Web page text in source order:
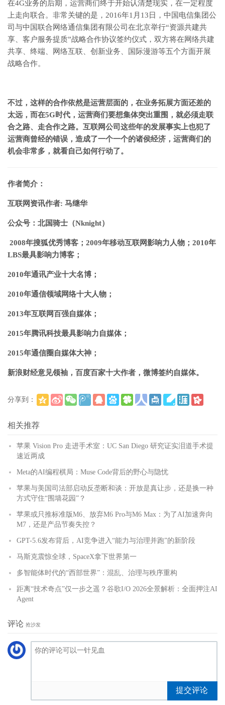
在4G业务的后期，运营商们终于开始认清楚现实，在一定程度
上走向联合。非常关键的是，2016年1月13日，中国电信集团公
司与中国联合网络通信集团有限公司在北京举行“资源共建共
享、客户服务提质”战略合作协议签约仪式，双方将在网络共建
共享、终端、网络互联、创新业务、国际漫游等五个方面开展
战略合作。
不过，这样的合作依然是运营层面的，在业务拓展方面还差的
太远，而在5G时代，运营商们要想集体突出重围，就必须走联
合之路、走合作之路。 互联网公司这些年的发展事实上也犯了
运营商曾经的错误，造成了一个一个的诸侯经济，运营商们的
机会非常多，就看自己如何行动了。
作者简介：
互联网资讯作者: 马继华
公众号：北国骑士（Nknight）
2008年搜狐优秀博客；2009年移动互联网影响力人物；2010年
LBS最具影响力博客；
2010年通讯产业十大名博；
2010年通信领域网络十大人物；
2013年互联网百强自媒体；
2015年腾讯科技最具影响力自媒体；
2015年通信圈自媒体大神；
新浪财经意见领袖，百度百家十大作者，微博签约自媒体。
分享到：
相关推荐
苹果 Vision Pro 走进手术室：UC San Diego 研究证实泪道手术提
速近两成
Meta的AI编程棋局：Muse Code背后的野心与隐忧
苹果与美国司法部启动反垄断和谈：开放是真让步，还是换一种
方式守住“围墙花园”？
苹果或只推标准版M6、放弃M6 Pro与M6 Max：为了AI加速奔向
M7，还是产品节奏失控？
GPT-5.6发布背后，AI竞争进入“能力与治理并跑”的新阶段
马斯克震惊全球，SpaceX拿下世界第一
多智能体时代的“西部世界”：混乱、治理与秩序重构
距离“技术奇点”仅一步之遥？谷歌I/O 2026全景解析：全面押注AI
Agent
评论 抢沙发
提交评论